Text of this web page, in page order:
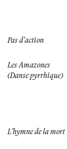
Pas d'action
Les Amazones
(Danse pyrrhique)
L'hymne de la mort